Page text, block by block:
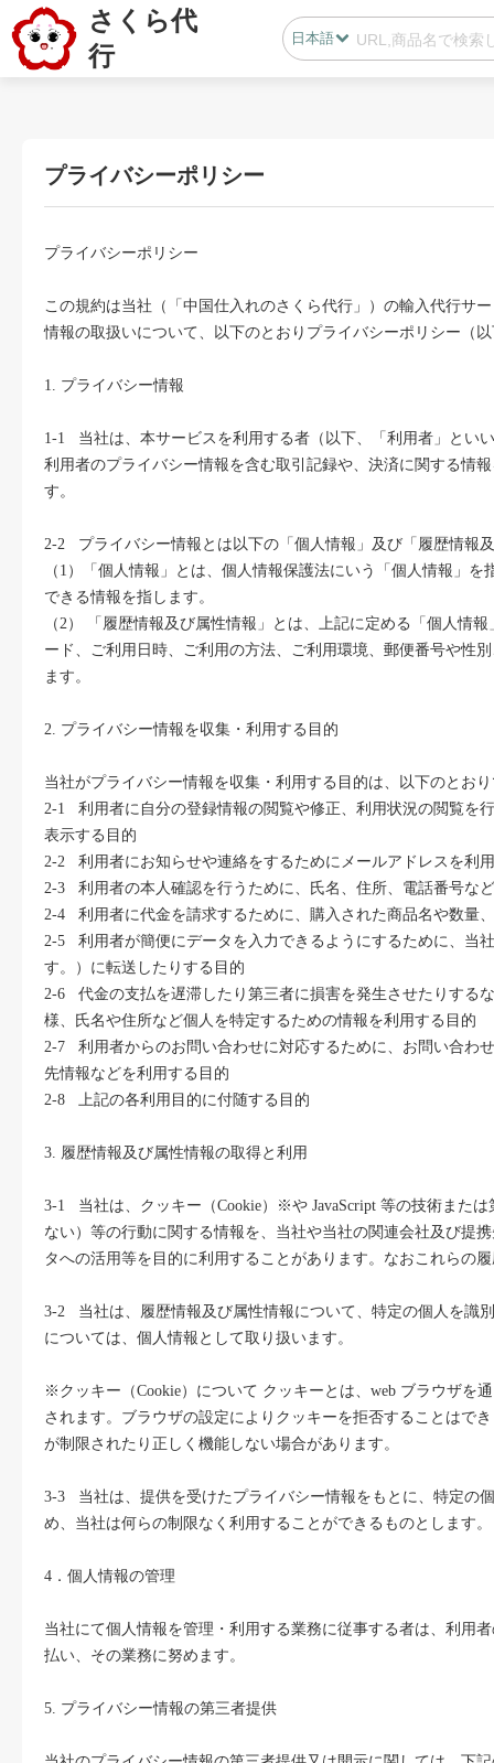
さくら代
行
日本語
B2B代行
B2B代行
カスタマサポート
プライバシーポリシー
プライバシーポリシー
この規約は当社（「中国仕入れのさくら代行」）の輸入代行サ
情報の取扱いについて、以下のとおりプライバシーポリシー（
1. プライバシー情報
1-1 当社は、本サービスを利用する者（以下、「利用者」とい
利用者のプライバシー情報を含む取引記録や、決済に関する情
す。
2-2 プライバシー情報とは以下の「個人情報」及び「履歴情報
（1）「個人情報」とは、個人情報保護法にいう「個人情報」
できる情報を指します。
（2） 「履歴情報及び属性情報」とは、上記に定める「個人情
ード、ご利用日時、ご利用の方法、ご利用環境、郵便番号や性
ます。
2. プライバシー情報を収集・利用する目的
当社がプライバシー情報を収集・利用する目的は、以下のとお
2-1 利用者に自分の登録情報の閲覧や修正、利用状況の閲覧を
表示する目的
2-2 利用者にお知らせや連絡をするためにメールアドレスを利
2-3 利用者の本人確認を行うために、氏名、住所、電話番号な
2-4 利用者に代金を請求するために、購入された商品名や数量
2-5 利用者が簡便にデータを入力できるようにするために、当
す。）に転送したりする目的
2-6 代金の支払を遅滞したり第三者に損害を発生させたりする
様、氏名や住所など個人を特定するための情報を利用する目的
2-7 利用者からのお問い合わせに対応するために、お問い合わ
先情報などを利用する目的
2-8 上記の各利用目的に付随する目的
3. 履歴情報及び属性情報の取得と利用
3-1 当社は、クッキー（Cookie）※や JavaScript 等の技術また
ない）等の行動に関する情報を、当社や当社の関連会社及び提
タへの活用等を目的に利用することがあります。なおこれらの
3-2 当社は、履歴情報及び属性情報について、特定の個人を識
については、個人情報として取り扱います。
※クッキー（Cookie）について クッキーとは、web ブラウザを
されます。ブラウザの設定によりクッキーを拒否することはで
が制限されたり正しく機能しない場合があります。
3-3 当社は、提供を受けたプライバシー情報をもとに、特定の
め、当社は何らの制限なく利用することができるものとします。
4．個人情報の管理
当社にて個人情報を管理・利用する業務に従事する者は、利用
払い、その業務に努めます。
5. プライバシー情報の第三者提供